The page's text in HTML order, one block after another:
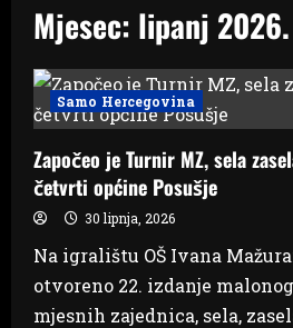
Mjesec: lipanj 2026.
Samo Hercegovina
Započeo je Turnir MZ, sela
četvrti općine Posušje
30 lipnja, 2026
Na igralištu OŠ Ivana
otvoreno 22. izdanje
mjesnih zajednica, sela,